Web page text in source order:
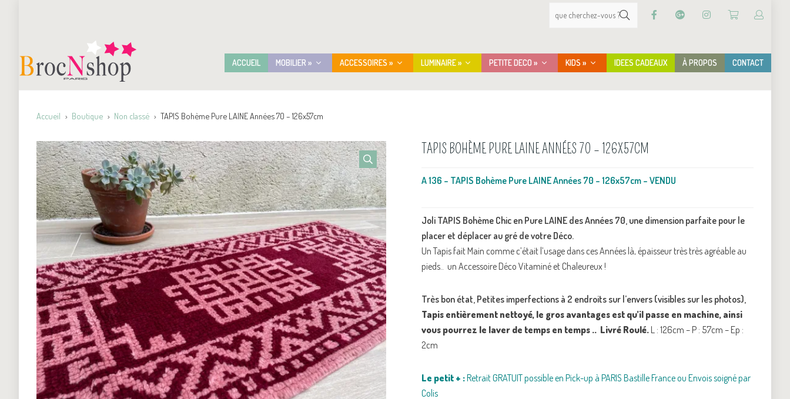
ACCUEIL MOBILIER » ACCESSOIRES » LUMINAIRE » PETITE DECO » KIDS » IDEES CADEAUX À PROPOS CONTACT
Accueil Boutique Non classé TAPIS Bohème Pure LAINE Années 70 – 126x57cm
TAPIS BOHÈME PURE LAINE ANNÉES 70 – 126X57CM
A 136 – TAPIS Bohème Pure LAINE Années 70 – 126x57cm – VENDU
Joli TAPIS Bohème Chic en Pure LAINE des Années 70, une dimension parfaite pour le
placer et déplacer au gré de votre Déco.
Un Tapis fait Main comme c’était l’usage dans ces Années là, épaisseur très très agréable au
pieds .. un Accessoire Déco Vitaminé et Chaleureux !
Très bon état, Petites imperfections à 2 endroits sur l’envers (visibles sur les photos),
Tapis entièrement nettoyé, le gros avantages est qu’il passe en machine, ainsi
vous pourrez le laver de temps en temps .. Livré Roulé. L : 126cm – P : 57cm – Ep :
2cm
Le petit + :Retrait GRATUIT possible en Pick-up à PARIS Bastille France ou Envois soigné par
Colis